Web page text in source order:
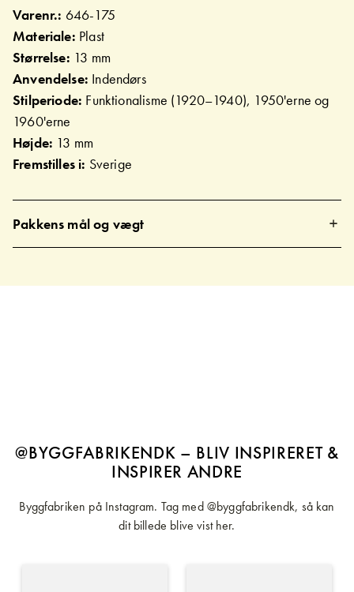
Varenr.: 646-175
Materiale: Plast
Størrelse: 13 mm
Anvendelse: Indendørs
Stilperiode: Funktionalisme (1920–1940), 1950'erne og
1960'erne
Højde: 13 mm
Fremstilles i: Sverige
Pakkens mål og vægt
@BYGGFABRIKENDK – BLIV INSPIRERET &
INSPIRER ANDRE
Byggfabriken på Instagram. Tag med @byggfabrikendk, så kan
dit billede blive vist her.